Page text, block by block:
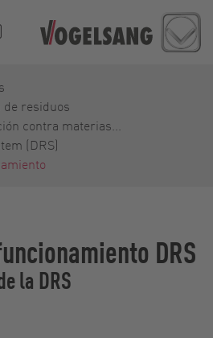
de residuos
contra materias...
(DRS)
DRS
la DRS